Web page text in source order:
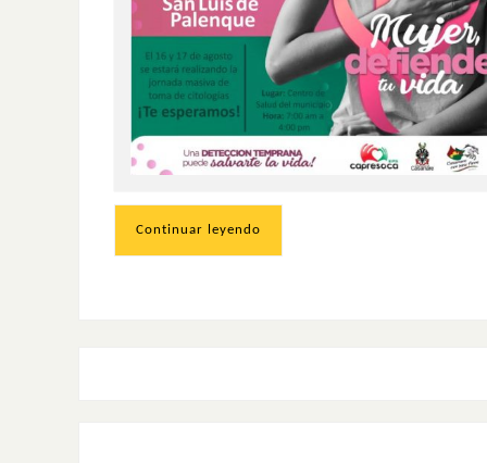
Continuar leyendo